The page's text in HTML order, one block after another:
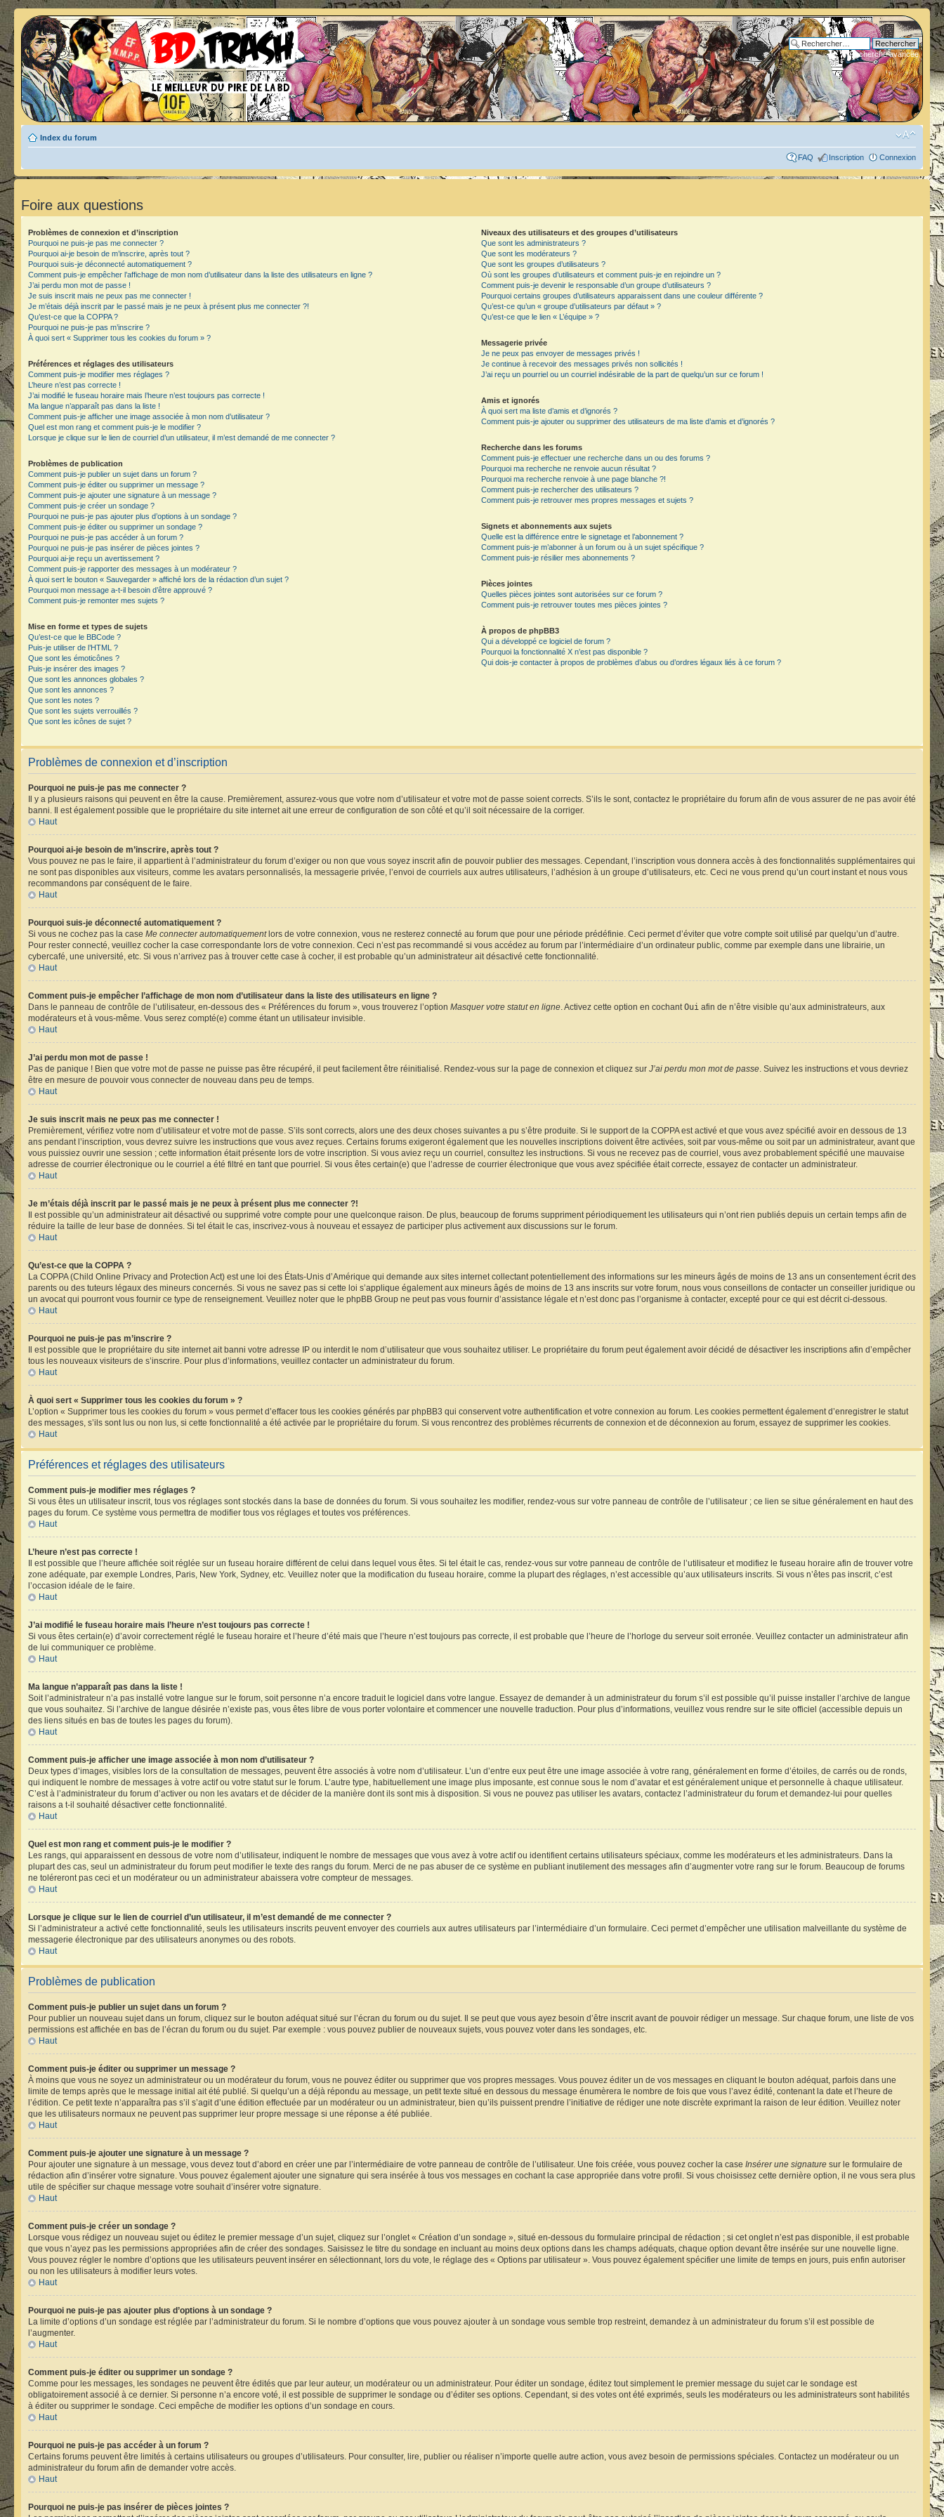
Recherche avancée
Index du forum
FAQ Inscription Connexion
Foire aux questions
Problèmes de connexion et d’inscription
Pourquoi ne puis-je pas me connecter ?
Pourquoi ai-je besoin de m’inscrire, après tout ?
Pourquoi suis-je déconnecté automatiquement ?
Comment puis-je empêcher l’affichage de mon nom d’utilisateur dans la liste des utilisateurs en ligne ?
J’ai perdu mon mot de passe !
Je suis inscrit mais ne peux pas me connecter !
Je m’étais déjà inscrit par le passé mais je ne peux à présent plus me connecter ?!
Qu’est-ce que la COPPA ?
Pourquoi ne puis-je pas m’inscrire ?
À quoi sert « Supprimer tous les cookies du forum » ?
Préférences et réglages des utilisateurs
Comment puis-je modifier mes réglages ?
L’heure n’est pas correcte !
J’ai modifié le fuseau horaire mais l’heure n’est toujours pas correcte !
Ma langue n’apparaît pas dans la liste !
Comment puis-je afficher une image associée à mon nom d’utilisateur ?
Quel est mon rang et comment puis-je le modifier ?
Lorsque je clique sur le lien de courriel d’un utilisateur, il m’est demandé de me connecter ?
Problèmes de publication
Comment puis-je publier un sujet dans un forum ?
Comment puis-je éditer ou supprimer un message ?
Comment puis-je ajouter une signature à un message ?
Comment puis-je créer un sondage ?
Pourquoi ne puis-je pas ajouter plus d’options à un sondage ?
Comment puis-je éditer ou supprimer un sondage ?
Pourquoi ne puis-je pas accéder à un forum ?
Pourquoi ne puis-je pas insérer de pièces jointes ?
Pourquoi ai-je reçu un avertissement ?
Comment puis-je rapporter des messages à un modérateur ?
À quoi sert le bouton « Sauvegarder » affiché lors de la rédaction d’un sujet ?
Pourquoi mon message a-t-il besoin d’être approuvé ?
Comment puis-je remonter mes sujets ?
Mise en forme et types de sujets
Qu’est-ce que le BBCode ?
Puis-je utiliser de l’HTML ?
Que sont les émoticônes ?
Puis-je insérer des images ?
Que sont les annonces globales ?
Que sont les annonces ?
Que sont les notes ?
Que sont les sujets verrouillés ?
Que sont les icônes de sujet ?
Niveaux des utilisateurs et des groupes d’utilisateurs
Que sont les administrateurs ?
Que sont les modérateurs ?
Que sont les groupes d’utilisateurs ?
Où sont les groupes d’utilisateurs et comment puis-je en rejoindre un ?
Comment puis-je devenir le responsable d’un groupe d’utilisateurs ?
Pourquoi certains groupes d’utilisateurs apparaissent dans une couleur différente ?
Qu’est-ce qu’un « groupe d’utilisateurs par défaut » ?
Qu’est-ce que le lien « L’équipe » ?
Messagerie privée
Je ne peux pas envoyer de messages privés !
Je continue à recevoir des messages privés non sollicités !
J’ai reçu un pourriel ou un courriel indésirable de la part de quelqu’un sur ce forum !
Amis et ignorés
À quoi sert ma liste d’amis et d’ignorés ?
Comment puis-je ajouter ou supprimer des utilisateurs de ma liste d’amis et d’ignorés ?
Recherche dans les forums
Comment puis-je effectuer une recherche dans un ou des forums ?
Pourquoi ma recherche ne renvoie aucun résultat ?
Pourquoi ma recherche renvoie à une page blanche ?!
Comment puis-je rechercher des utilisateurs ?
Comment puis-je retrouver mes propres messages et sujets ?
Signets et abonnements aux sujets
Quelle est la différence entre le signetage et l’abonnement ?
Comment puis-je m’abonner à un forum ou à un sujet spécifique ?
Comment puis-je résilier mes abonnements ?
Pièces jointes
Quelles pièces jointes sont autorisées sur ce forum ?
Comment puis-je retrouver toutes mes pièces jointes ?
À propos de phpBB3
Qui a développé ce logiciel de forum ?
Pourquoi la fonctionnalité X n’est pas disponible ?
Qui dois-je contacter à propos de problèmes d’abus ou d’ordres légaux liés à ce forum ?
Problèmes de connexion et d’inscription
Pourquoi ne puis-je pas me connecter ?
Il y a plusieurs raisons qui peuvent en être la cause. Premièrement, assurez-vous que votre nom d’utilisateur et votre mot de passe soient corrects. S’ils le sont, contactez le propriétaire du forum afin de vous assurer de ne pas avoir été
banni. Il est également possible que le propriétaire du site internet ait une erreur de configuration de son côté et qu’il soit nécessaire de la corriger.
Haut
Pourquoi ai-je besoin de m’inscrire, après tout ?
Vous pouvez ne pas le faire, il appartient à l’administrateur du forum d’exiger ou non que vous soyez inscrit afin de pouvoir publier des messages. Cependant, l’inscription vous donnera accès à des fonctionnalités supplémentaires qui
ne sont pas disponibles aux visiteurs, comme les avatars personnalisés, la messagerie privée, l’envoi de courriels aux autres utilisateurs, l’adhésion à un groupe d’utilisateurs, etc. Ceci ne vous prend qu’un court instant et nous vous
recommandons par conséquent de le faire.
Haut
Pourquoi suis-je déconnecté automatiquement ?
Si vous ne cochez pas la case Me connecter automatiquementlors de votre connexion, vous ne resterez connecté au forum que pour une période prédéfinie. Ceci permet d’éviter que votre compte soit utilisé par quelqu’un d’autre.
Pour rester connecté, veuillez cocher la case correspondante lors de votre connexion. Ceci n’est pas recommandé si vous accédez au forum par l’intermédiaire d’un ordinateur public, comme par exemple dans une librairie, un
cybercafé, une université, etc. Si vous n’arrivez pas à trouver cette case à cocher, il est probable qu’un administrateur ait désactivé cette fonctionnalité.
Haut
Comment puis-je empêcher l’affichage de mon nom d’utilisateur dans la liste des utilisateurs en ligne ?
Dans le panneau de contrôle de l’utilisateur, en-dessous des « Préférences du forum », vous trouverez l’option Masquer votre statut en ligne. Activez cette option en cochantOui afin de n’être visible qu’aux administrateurs, aux
modérateurs et à vous-même. Vous serez compté(e) comme étant un utilisateur invisible.
Haut
J’ai perdu mon mot de passe !
Pas de panique ! Bien que votre mot de passe ne puisse pas être récupéré, il peut facilement être réinitialisé. Rendez-vous sur la page de connexion et cliquez sur J’ai perdu mon mot de passe. Suivez les instructions et vous devriez
être en mesure de pouvoir vous connecter de nouveau dans peu de temps.
Haut
Je suis inscrit mais ne peux pas me connecter !
Premièrement, vérifiez votre nom d’utilisateur et votre mot de passe. S’ils sont corrects, alors une des deux choses suivantes a pu s’être produite. Si le support de la COPPA est activé et que vous avez spécifié avoir en dessous de 13
ans pendant l’inscription, vous devrez suivre les instructions que vous avez reçues. Certains forums exigeront également que les nouvelles inscriptions doivent être activées, soit par vous-même ou soit par un administrateur, avant que
vous puissiez ouvrir une session ; cette information était présente lors de votre inscription. Si vous aviez reçu un courriel, consultez les instructions. Si vous ne recevez pas de courriel, vous avez probablement spécifié une mauvaise
adresse de courrier électronique ou le courriel a été filtré en tant que pourriel. Si vous êtes certain(e) que l’adresse de courrier électronique que vous avez spécifiée était correcte, essayez de contacter un administrateur.
Haut
Je m’étais déjà inscrit par le passé mais je ne peux à présent plus me connecter ?!
Il est possible qu’un administrateur ait désactivé ou supprimé votre compte pour une quelconque raison. De plus, beaucoup de forums suppriment périodiquement les utilisateurs qui n’ont rien publiés depuis un certain temps afin de
réduire la taille de leur base de données. Si tel était le cas, inscrivez-vous à nouveau et essayez de participer plus activement aux discussions sur le forum.
Haut
Qu’est-ce que la COPPA ?
La COPPA (Child Online Privacy and Protection Act) est une loi des États-Unis d’Amérique qui demande aux sites internet collectant potentiellement des informations sur les mineurs âgés de moins de 13 ans un consentement écrit des
parents ou des tuteurs légaux des mineurs concernés. Si vous ne savez pas si cette loi s’applique également aux mineurs âgés de moins de 13 ans inscrits sur votre forum, nous vous conseillons de contacter un conseiller juridique ou
un avocat qui pourront vous fournir ce type de renseignement. Veuillez noter que le phpBB Group ne peut pas vous fournir d’assistance légale et n’est donc pas l’organisme à contacter, excepté pour ce qui est décrit ci-dessous.
Haut
Pourquoi ne puis-je pas m’inscrire ?
Il est possible que le propriétaire du site internet ait banni votre adresse IP ou interdit le nom d’utilisateur que vous souhaitez utiliser. Le propriétaire du forum peut également avoir décidé de désactiver les inscriptions afin d’empêcher
tous les nouveaux visiteurs de s’inscrire. Pour plus d’informations, veuillez contacter un administrateur du forum.
Haut
À quoi sert « Supprimer tous les cookies du forum » ?
L’option « Supprimer tous les cookies du forum » vous permet d’effacer tous les cookies générés par phpBB3 qui conservent votre authentification et votre connexion au forum. Les cookies permettent également d’enregistrer le statut
des messages, s’ils sont lus ou non lus, si cette fonctionnalité a été activée par le propriétaire du forum. Si vous rencontrez des problèmes récurrents de connexion et de déconnexion au forum, essayez de supprimer les cookies.
Haut
Préférences et réglages des utilisateurs
Comment puis-je modifier mes réglages ?
Si vous êtes un utilisateur inscrit, tous vos réglages sont stockés dans la base de données du forum. Si vous souhaitez les modifier, rendez-vous sur votre panneau de contrôle de l’utilisateur ; ce lien se situe généralement en haut des
pages du forum. Ce système vous permettra de modifier tous vos réglages et toutes vos préférences.
Haut
L’heure n’est pas correcte !
Il est possible que l’heure affichée soit réglée sur un fuseau horaire différent de celui dans lequel vous êtes. Si tel était le cas, rendez-vous sur votre panneau de contrôle de l’utilisateur et modifiez le fuseau horaire afin de trouver votre
zone adéquate, par exemple Londres, Paris, New York, Sydney, etc. Veuillez noter que la modification du fuseau horaire, comme la plupart des réglages, n’est accessible qu’aux utilisateurs inscrits. Si vous n’êtes pas inscrit, c’est
l’occasion idéale de le faire.
Haut
J’ai modifié le fuseau horaire mais l’heure n’est toujours pas correcte !
Si vous êtes certain(e) d’avoir correctement réglé le fuseau horaire et l’heure d’été mais que l’heure n’est toujours pas correcte, il est probable que l’heure de l’horloge du serveur soit erronée. Veuillez contacter un administrateur afin
de lui communiquer ce problème.
Haut
Ma langue n’apparaît pas dans la liste !
Soit l’administrateur n’a pas installé votre langue sur le forum, soit personne n’a encore traduit le logiciel dans votre langue. Essayez de demander à un administrateur du forum s’il est possible qu’il puisse installer l’archive de langue
que vous souhaitez. Si l’archive de langue désirée n’existe pas, vous êtes libre de vous porter volontaire et commencer une nouvelle traduction. Pour plus d’informations, veuillez vous rendre sur le site officiel (accessible depuis un
des liens situés en bas de toutes les pages du forum).
Haut
Comment puis-je afficher une image associée à mon nom d’utilisateur ?
Deux types d’images, visibles lors de la consultation de messages, peuvent être associés à votre nom d’utilisateur. L’un d’entre eux peut être une image associée à votre rang, généralement en forme d’étoiles, de carrés ou de ronds,
qui indiquent le nombre de messages à votre actif ou votre statut sur le forum. L’autre type, habituellement une image plus imposante, est connue sous le nom d’avatar et est généralement unique et personnelle à chaque utilisateur.
C’est à l’administrateur du forum d’activer ou non les avatars et de décider de la manière dont ils sont mis à disposition. Si vous ne pouvez pas utiliser les avatars, contactez l’administrateur du forum et demandez-lui pour quelles
raisons a t-il souhaité désactiver cette fonctionnalité.
Haut
Quel est mon rang et comment puis-je le modifier ?
Les rangs, qui apparaissent en dessous de votre nom d’utilisateur, indiquent le nombre de messages que vous avez à votre actif ou identifient certains utilisateurs spéciaux, comme les modérateurs et les administrateurs. Dans la
plupart des cas, seul un administrateur du forum peut modifier le texte des rangs du forum. Merci de ne pas abuser de ce système en publiant inutilement des messages afin d’augmenter votre rang sur le forum. Beaucoup de forums
ne toléreront pas ceci et un modérateur ou un administrateur abaissera votre compteur de messages.
Haut
Lorsque je clique sur le lien de courriel d’un utilisateur, il m’est demandé de me connecter ?
Si l’administrateur a activé cette fonctionnalité, seuls les utilisateurs inscrits peuvent envoyer des courriels aux autres utilisateurs par l’intermédiaire d’un formulaire. Ceci permet d’empêcher une utilisation malveillante du système de
messagerie électronique par des utilisateurs anonymes ou des robots.
Haut
Problèmes de publication
Comment puis-je publier un sujet dans un forum ?
Pour publier un nouveau sujet dans un forum, cliquez sur le bouton adéquat situé sur l’écran du forum ou du sujet. Il se peut que vous ayez besoin d’être inscrit avant de pouvoir rédiger un message. Sur chaque forum, une liste de vos
permissions est affichée en bas de l’écran du forum ou du sujet. Par exemple : vous pouvez publier de nouveaux sujets, vous pouvez voter dans les sondages, etc.
Haut
Comment puis-je éditer ou supprimer un message ?
À moins que vous ne soyez un administrateur ou un modérateur du forum, vous ne pouvez éditer ou supprimer que vos propres messages. Vous pouvez éditer un de vos messages en cliquant le bouton adéquat, parfois dans une
limite de temps après que le message initial ait été publié. Si quelqu’un a déjà répondu au message, un petit texte situé en dessous du message énumèrera le nombre de fois que vous l’avez édité, contenant la date et l’heure de
l’édition. Ce petit texte n’apparaîtra pas s’il s’agit d’une édition effectuée par un modérateur ou un administrateur, bien qu’ils puissent prendre l’initiative de rédiger une note discrète exprimant la raison de leur édition. Veuillez noter
que les utilisateurs normaux ne peuvent pas supprimer leur propre message si une réponse a été publiée.
Haut
Comment puis-je ajouter une signature à un message ?
Pour ajouter une signature à un message, vous devez tout d’abord en créer une par l’intermédiaire de votre panneau de contrôle de l’utilisateur. Une fois créée, vous pouvez cocher la case Insérer une signature sur le formulaire de
rédaction afin d’insérer votre signature. Vous pouvez également ajouter une signature qui sera insérée à tous vos messages en cochant la case appropriée dans votre profil. Si vous choisissez cette dernière option, il ne vous sera plus
utile de spécifier sur chaque message votre souhait d’insérer votre signature.
Haut
Comment puis-je créer un sondage ?
Lorsque vous rédigez un nouveau sujet ou éditez le premier message d’un sujet, cliquez sur l’onglet « Création d’un sondage », situé en-dessous du formulaire principal de rédaction ; si cet onglet n’est pas disponible, il est probable
que vous n’ayez pas les permissions appropriées afin de créer des sondages. Saisissez le titre du sondage en incluant au moins deux options dans les champs adéquats, chaque option devant être insérée sur une nouvelle ligne.
Vous pouvez régler le nombre d’options que les utilisateurs peuvent insérer en sélectionnant, lors du vote, le réglage des « Options par utilisateur ». Vous pouvez également spécifier une limite de temps en jours, puis enfin autoriser
ou non les utilisateurs à modifier leurs votes.
Haut
Pourquoi ne puis-je pas ajouter plus d’options à un sondage ?
La limite d’options d’un sondage est réglée par l’administrateur du forum. Si le nombre d’options que vous pouvez ajouter à un sondage vous semble trop restreint, demandez à un administrateur du forum s’il est possible de
l’augmenter.
Haut
Comment puis-je éditer ou supprimer un sondage ?
Comme pour les messages, les sondages ne peuvent être édités que par leur auteur, un modérateur ou un administrateur. Pour éditer un sondage, éditez tout simplement le premier message du sujet car le sondage est
obligatoirement associé à ce dernier. Si personne n’a encore voté, il est possible de supprimer le sondage ou d’éditer ses options. Cependant, si des votes ont été exprimés, seuls les modérateurs ou les administrateurs sont habilités
à éditer ou supprimer le sondage. Ceci empêche de modifier les options d’un sondage en cours.
Haut
Pourquoi ne puis-je pas accéder à un forum ?
Certains forums peuvent être limités à certains utilisateurs ou groupes d’utilisateurs. Pour consulter, lire, publier ou réaliser n’importe quelle autre action, vous avez besoin de permissions spéciales. Contactez un modérateur ou un
administrateur du forum afin de demander votre accès.
Haut
Pourquoi ne puis-je pas insérer de pièces jointes ?